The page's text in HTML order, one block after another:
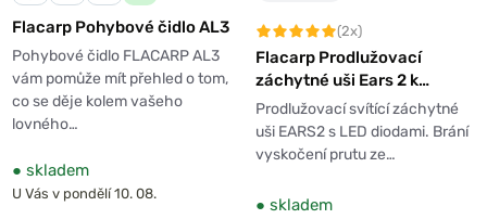
Flacarp Pohybové čidlo AL3
Pohybové čidlo FLACARP AL3
vám pomůže mít přehled o tom,
co se děje kolem vašeho
lovného…
● skladem
U Vás v pondělí 10. 08.
(2x)
Flacarp Prodlužovací
záchytné uši Ears 2 k
signalizátorům záběru
Prodlužovací svítící záchytné
uši EARS2 s LED diodami. Brání
vyskočení prutu ze…
● skladem